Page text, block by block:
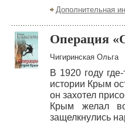
Дополнительная
Операция
Чигиринская Ольга
В 1920 году
истории Крым
он захотел
Крым желал
защелкнулись